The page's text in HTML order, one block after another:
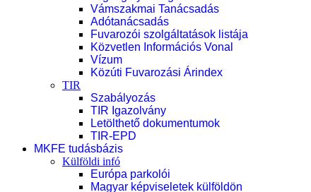
Vámszakmai Tanácsadás
Adótanácsadás
Fuvarozói szolgáltatások listája
Közvetlen Információs Vonal
Vízum
Közúti Fuvarozási Árindex
TIR
Szabályozás
TIR Igazolvány
Letölthető dokumentumok
TIR-EPD
MKFE tudásbázis
Külföldi infó
Európa parkolói
Magyar képviseletek külföldön